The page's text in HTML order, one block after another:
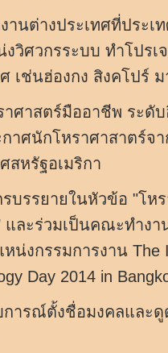
านต่างประเทศที่ประเ
วิศวกรระบบ ทำโปรเ
เช่นฮ่องกง สิงคโปร์ ม
าศาสตร์มืออาชีพ ระดับ
าศนักโหราศาสาตร์จา
สหรัฐอเมริกา
บรรยายในหัวข้อ "โห
และร่วมเป็นคณะทำงา
น่งกรรมการงาน The
Day 2014 in
การณ์ตั้งชื่อมงคลและดู